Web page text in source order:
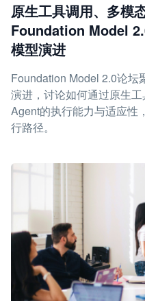
原生工具调用、多模
Foundation Model
模型演进
Foundation Model 2.0论坛
演进，讨论如何通过原生
Agent的执行能力与适应性
行路径。